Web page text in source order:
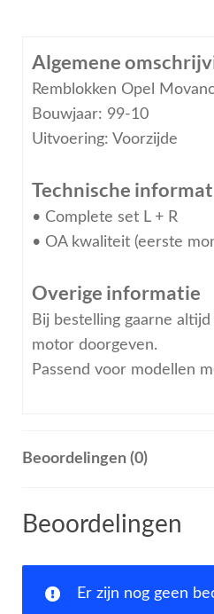
Algemene
Remblokken Opel
Bouwjaar: 99-10
Uitvoering: Voorzijde
Technische
• Complete set L + R
• OA kwaliteit (eerste
Overige informatie
Bij bestelling gaarne
motor doorgeven.
Passend voor modellen
Beoordelingen (0)
Beoordelingen
Er zijn nog geen